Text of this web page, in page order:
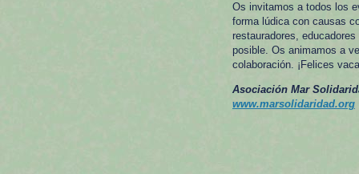
Os invitamos a todos los
forma lúdica con causas
restauradores,
posible. Os animamos a
colaboración. ¡Felices
Asociación Mar
www.marsolidaridad.org